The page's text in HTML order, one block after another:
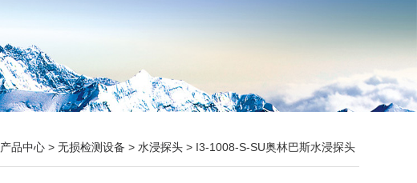
产品中心 > 无损检测设备 > 水浸探头 > I3-1008-S-SU奥林巴斯水浸探头